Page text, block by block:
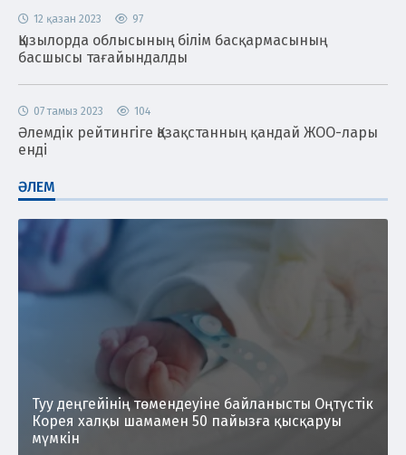
12 қазан 2023 97
Қызылорда облысының білім басқармасының
басшысы тағайындалды
07 тамыз 2023 104
Әлемдік рейтингіге Қазақстанның қандай ЖОО-лары
енді
ӘЛЕМ
Туу деңгейінің төмендеуіне байланысты Оңтүстік
Корея халқы шамамен 50 пайызға қысқаруы
мүмкін